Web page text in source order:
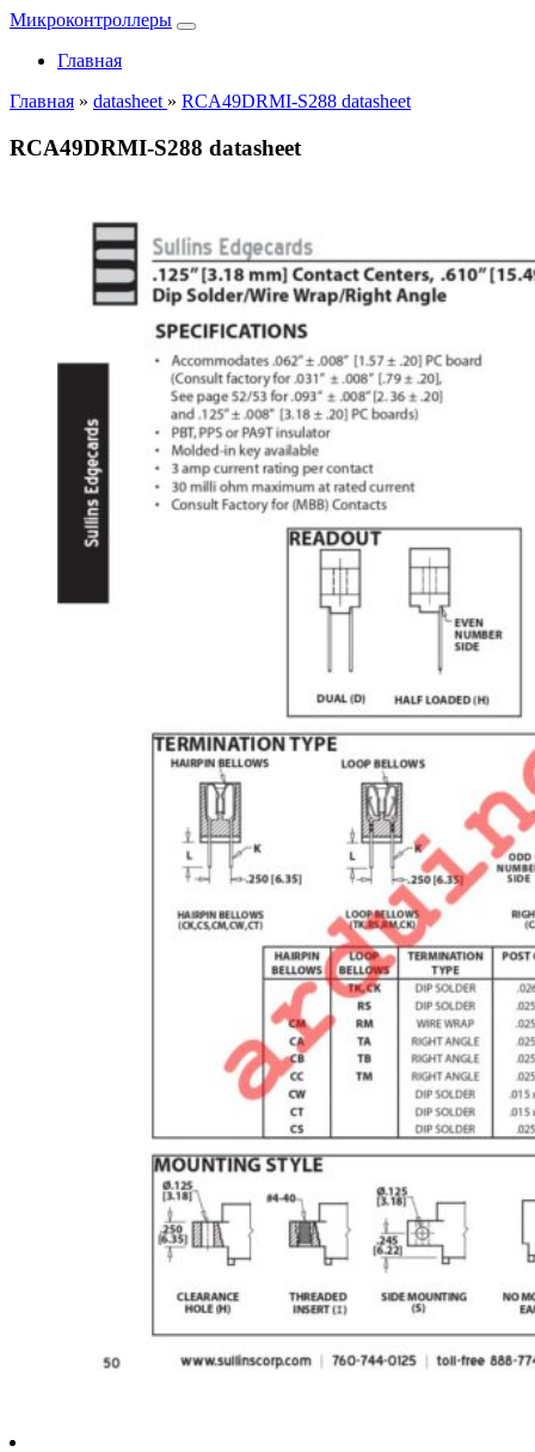
Микроконтроллеры
Главная
Главная » datasheet » RCA49DRMI-S288 datasheet
RCA49DRMI-S288 datasheet